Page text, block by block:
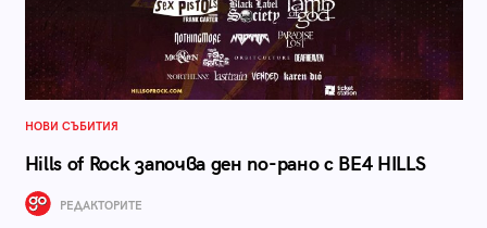
НОВИ СЪБИТИЯ
Hills of Rock започва ден по-рано с BE4 HILLS
РЕДАКТОРИТЕ